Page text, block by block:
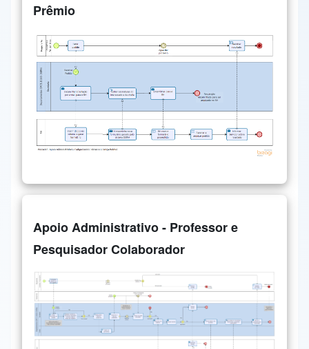
Prêmio
Apoio Administrativo - Professor e
Pesquisador Colaborador